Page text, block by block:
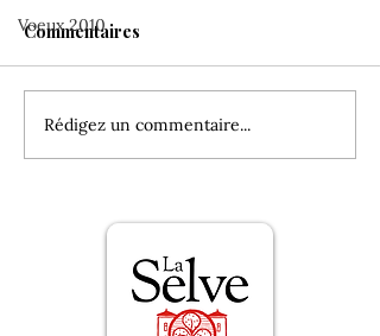
Voeux 2010
En mars, La Selve
voyage à Paris et à
Commentaires
Rédigez un commentaire...